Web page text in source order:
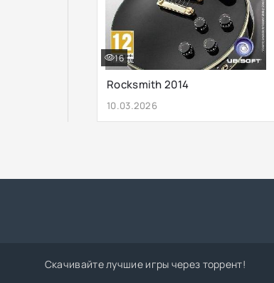
Rocksmith 2014
10.03.2026
16
Скачивайте лучшие игры через торрент!